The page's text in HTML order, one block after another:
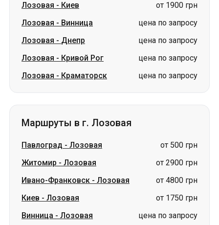
Лозовая - Киев
от 1900 грн
Лозовая - Винница
цена по запросу
Лозовая - Днепр
цена по запросу
Лозовая - Кривой Рог
цена по запросу
Лозовая - Краматорск цена по запросу
Маршруты в г. Лозовая
Павлоград - Лозовая
от 500 грн
Житомир - Лозовая
от 2900 грн
Ивано-Франковск - Лозовая
от 4800 грн
Киев - Лозовая
от 1750 грн
Винница - Лозовая
цена по запросу